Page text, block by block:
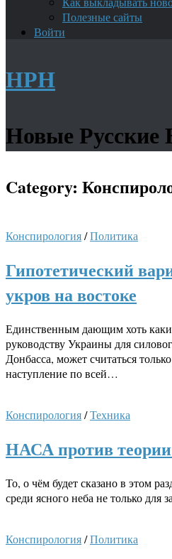
Полезные сайты
Войти
НРН
Новые Русские
Category:
Конспирология/Политика
Гипотетический
укров на востоке
Единственным дающим хоть
руководству Украины для
Донбасса, может считаться
наступление по всей…
Конспирология/Техника
НАСА против теории
То, о чём будет сказано в этом
среди ясного неба не только
Конспирология/Политика